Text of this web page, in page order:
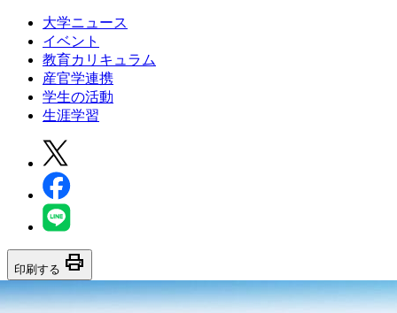
大学ニュース
イベント
教育カリキュラム
産官学連携
学生の活動
生涯学習
印刷する print